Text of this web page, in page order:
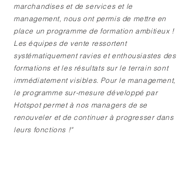
marchandises et de services et le
management, nous ont permis de mettre en
place un programme de formation ambitieux !
Les équipes de vente ressortent
systématiquement ravies et enthousiastes des
formations et les résultats sur le terrain sont
immédiatement visibles. Pour le management,
le programme sur-mesure développé par
Hotspot permet à nos managers de se
renouveler et de continuer à progresser dans
leurs fonctions !"